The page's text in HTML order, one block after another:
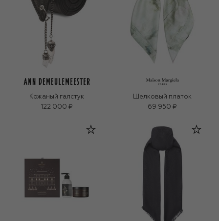
Кожаный галстук
122 000 ₽
Шелковый платок
69 950 ₽